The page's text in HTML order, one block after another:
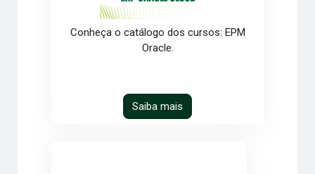
Conheça o catálogo dos cursos: EPM
Oracle.
Saiba mais